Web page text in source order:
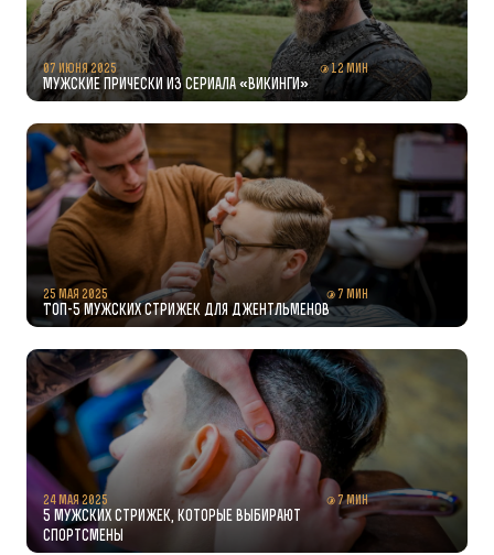
07 июня 2025 12 мин
Мужские прически из сериала «Викинги»
25 мая 2025 7 мин
Топ-5 мужских стрижек для джентльменов
24 мая 2025 7 мин
5 мужских стрижек, которые выбирают
спортсмены